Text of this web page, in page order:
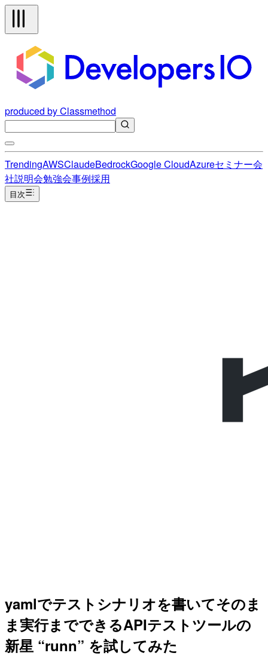
produced by Classmethod
TrendingAWSClaudeBedrockGoogle CloudAzureセミナー会
社説明会勉強会事例採用
目次
yamlでテストシナリオを書いてそのま
ま実行までできるAPIテストツールの
新星 “runn” を試してみた